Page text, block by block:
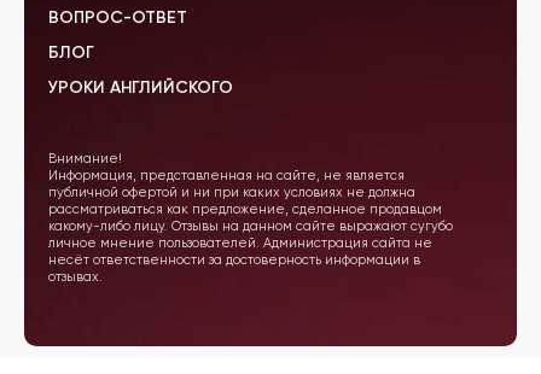
ВОПРОС-ОТВЕТ
БЛОГ
УРОКИ АНГЛИЙСКОГО
Внимание!
Информация, представленная на сайте, не является
публичной офертой и ни при каких условиях не должна
рассматриваться как предложение, сделанное продавцом
какому-либо лицу. Отзывы на данном сайте выражают сугубо
личное мнение пользователей. Администрация сайта не
несёт ответственности за достоверность информации в
отзывах.